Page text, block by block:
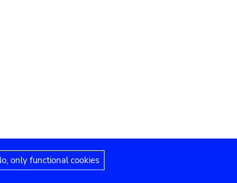
Erklärung zur Barrierefreiheit
only functional cookies